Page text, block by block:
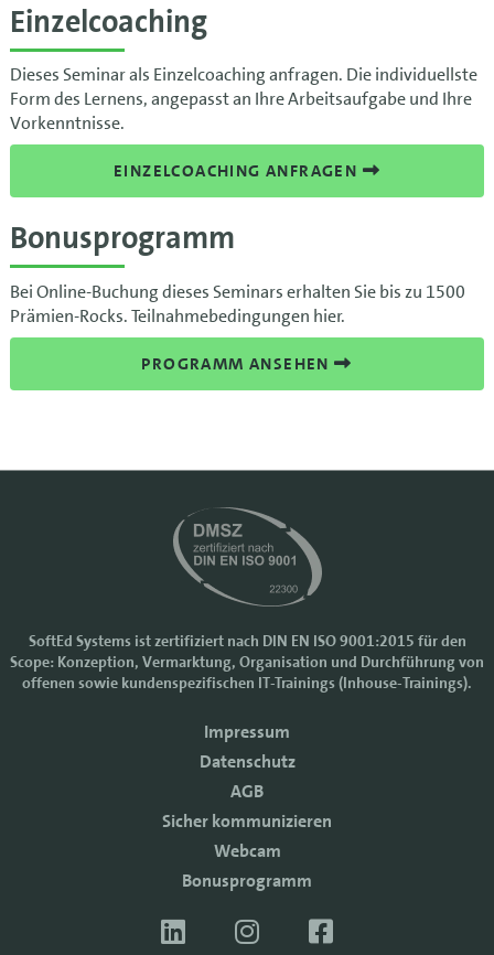
Einzelcoaching
Dieses Seminar als Einzelcoaching anfragen. Die individuellste
Form des Lernens, angepasst an Ihre Arbeitsaufgabe und Ihre
Vorkenntnisse.
EINZELCOACHING ANFRAGEN
Bonusprogramm
Bei Online-Buchung dieses Seminars erhalten Sie bis zu 1500
Prämien-Rocks. Teilnahmebedingungen hier.
PROGRAMM ANSEHEN
SoftEd Systems ist zertifiziert nach DIN EN ISO 9001:2015 für den
Scope: Konzeption, Vermarktung, Organisation und Durchführung von
offenen sowie kundenspezifischen IT-Trainings (Inhouse-Trainings).
Impressum
Datenschutz
AGB
Sicher kommunizieren
Webcam
Bonusprogramm
Cookie-Einstellungen
Wir nutzen Cookies, um Ihr Nutzererlebnis bei SoftEd Systems zu
verbessern. Manche Cookies sind notwendig, damit unsere Website
Mit einem Klick auf "Zustimmen" akzeptieren sie diese Verarbeitung und